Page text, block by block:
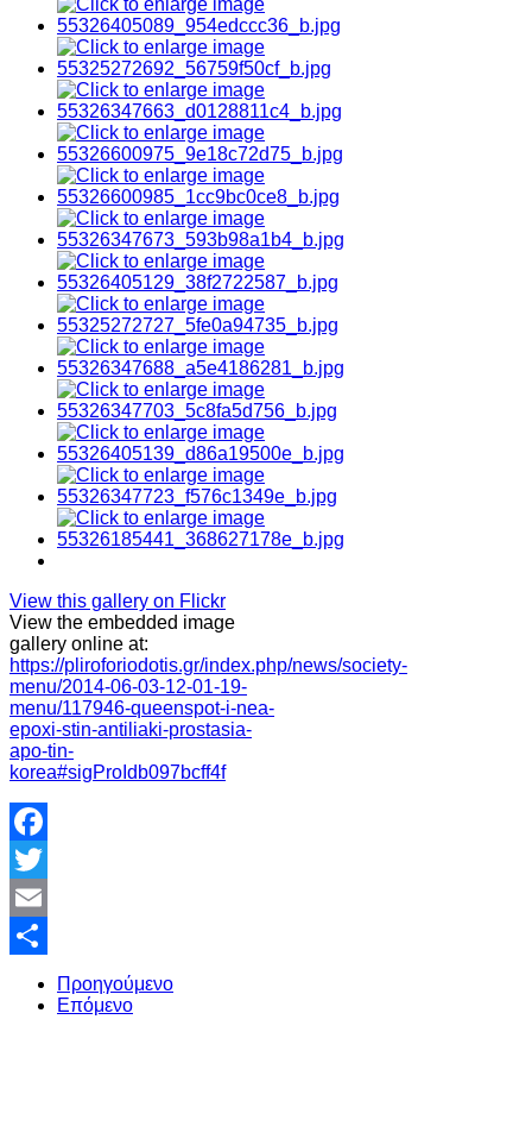
View this gallery on Flickr
View the embedded image
gallery online at:
https://pliroforiodotis.gr/index.php/news/society-
menu/2014-06-03-12-01-19-
menu/117946-queenspot-i-nea-
epoxi-stin-antiliaki-prostasia-
apo-tin-
korea#sigProIdb097bcff4f
Facebook
Twitter
Email
Share
Προηγούμενο
Επόμενο